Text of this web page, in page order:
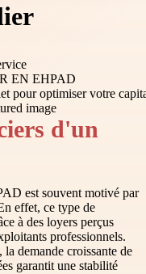
EN EHPAD
d'un
est souvent motivé par
effet, ce type de
à des loyers perçus
professionnels.
la demande croissante de
garantit une stabilité